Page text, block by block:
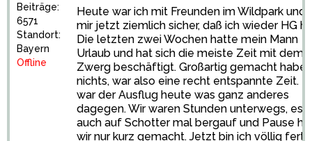
Beiträge:
6571
Standort:
Bayern
Offline
Heute war ich mit Freunden im Wildpark und
mir jetzt ziemlich sicher, daß ich wieder HG
Die letzten zwei Wochen hatte mein Mann
Urlaub und hat sich die meiste Zeit mit dem
Zwerg beschäftigt. Großartig gemacht
nichts, war also eine recht entspannte Zeit.
war der Ausflug heute was ganz anderes
dagegen. Wir waren Stunden unterwegs, es
auch auf Schotter mal bergauf und Pause
wir nur kurz gemacht. Jetzt bin ich völlig